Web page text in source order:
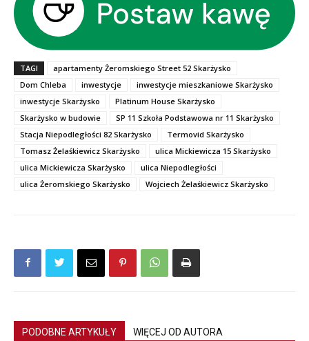
TAGI
apartamenty Żeromskiego Street 52 Skarżysko
Dom Chleba
inwestycje
inwestycje mieszkaniowe Skarżysko
inwestycje Skarżysko
Platinum House Skarżysko
Skarżysko w budowie
SP 11 Szkoła Podstawowa nr 11 Skarżysko
Stacja Niepodległości 82 Skarżysko
Termovid Skarżysko
Tomasz Żelaśkiewicz Skarżysko
ulica Mickiewicza 15 Skarżysko
ulica Mickiewicza Skarżysko
ulica Niepodległości
ulica Żeromskiego Skarżysko
Wojciech Żelaśkiewicz Skarżysko
PODOBNE ARTYKUŁY WIĘCEJ OD AUTORA